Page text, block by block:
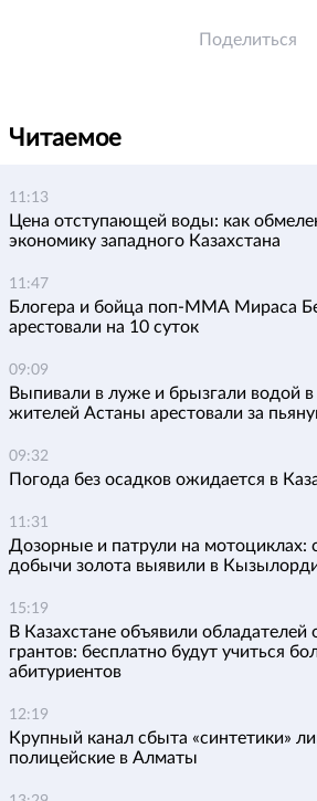
Поделиться
Читаемое
11:13
Цена отступающей воды: как
экономику западного Казахстана
11:47
Блогера и бойца поп-ММА Мираса
арестовали на 10 суток
09:09
Выпивали в луже и брызгали водой
жителей Астаны арестовали за
09:32
Погода без осадков ожидается в
11:31
Дозорные и патрули на мотоциклах:
добычи золота выявили в
15:19
В Казахстане объявили обладателей
грантов: бесплатно будут учиться
абитуриентов
12:19
Крупный канал сбыта «синтетики»
полицейские в Алматы